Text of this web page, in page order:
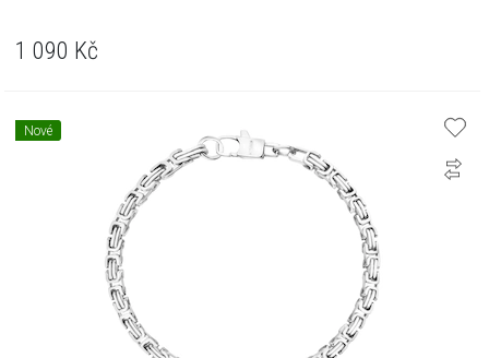
1 090 Kč
Nové